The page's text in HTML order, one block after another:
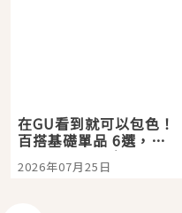
在GU看到就可以包色！
百搭基礎單品 6選，閉
眼全收也不心疼
2026年07月25日